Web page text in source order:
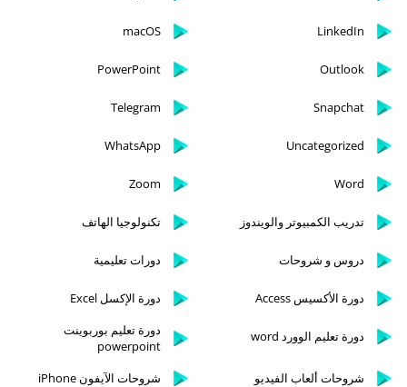
LinkedIn
macOS
Outlook
PowerPoint
Snapchat
Telegram
Uncategorized
WhatsApp
Word
Zoom
تدريب الكمبيوتر والويندوز تكنولوجيا الهاتف
دروس و شروحات دورات تعليمية
دورة الأكسيس Access دورة الإكسل Excel
دورة تعليم الوورد word
دورة تعليم بوربوينت
powerpoint
شروحات ألعاب الفيديو
شروحات الآيفون iPhone